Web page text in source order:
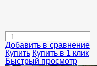
Добавить в сравнение
Купить Купить в 1 клик
Быстрый просмотр